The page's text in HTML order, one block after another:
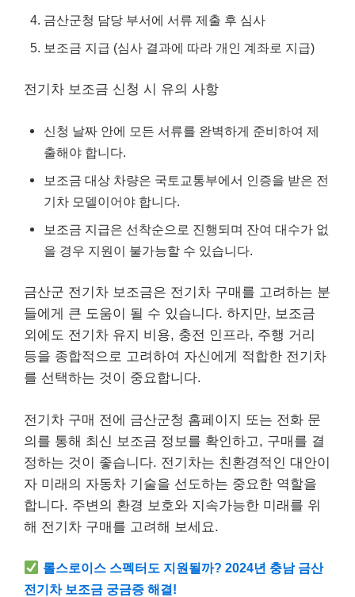
금산군청 담당 부서에 서류 제출 후 심사
보조금 지급 (심사 결과에 따라 개인 계좌로 지급)
전기차 보조금 신청 시 유의 사항
신청 날짜 안에 모든 서류를 완벽하게 준비하여 제
출해야 합니다.
보조금 대상 차량은 국토교통부에서 인증을 받은 전
기차 모델이어야 합니다.
보조금 지급은 선착순으로 진행되며 잔여 대수가 없
을 경우 지원이 불가능할 수 있습니다.
금산군 전기차 보조금은 전기차 구매를 고려하는 분
들에게 큰 도움이 될 수 있습니다. 하지만, 보조금
외에도 전기차 유지 비용, 충전 인프라, 주행 거리
등을 종합적으로 고려하여 자신에게 적합한 전기차
를 선택하는 것이 중요합니다.
전기차 구매 전에 금산군청 홈페이지 또는 전화 문
의를 통해 최신 보조금 정보를 확인하고, 구매를 결
정하는 것이 좋습니다. 전기차는 친환경적인 대안이
자 미래의 자동차 기술을 선도하는 중요한 역할을
합니다. 주변의 환경 보호와 지속가능한 미래를 위
해 전기차 구매를 고려해 보세요.
롤스로이스 스펙터도 지원될까? 2024년 충남 금산
전기차 보조금 궁금증 해결!